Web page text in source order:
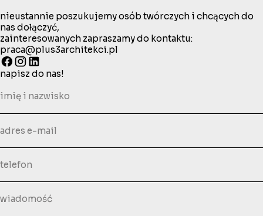
nieustannie poszukujemy osób twórczych i chcących do
nas dołączyć,
zainteresowanych zapraszamy do kontaktu:
praca@plus3architekci.pl
napisz do nas!